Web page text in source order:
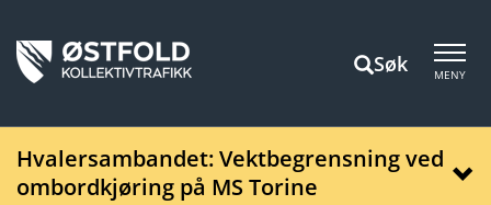
Søk MENY
Hvalersambandet: Vektbegrensning ved
ombordkjøring på MS Torine